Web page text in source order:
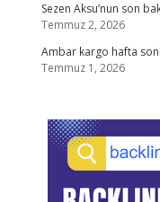
Sezen Aksu’nun son
Temmuz 2, 2026
Ambar kargo hafta
Temmuz 1, 2026